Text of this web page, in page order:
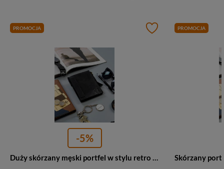
PROMOCJA
-5%
Duży skórzany męski portfel w stylu retro na suwak czarny Rovicky N1226-RHP-5432 BL
PROMOCJA